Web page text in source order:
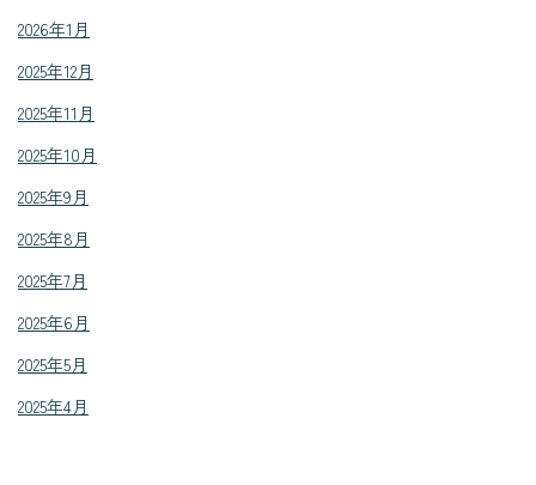
2026年1月
2025年12月
2025年11月
2025年10月
2025年9月
2025年8月
2025年7月
2025年6月
2025年5月
2025年4月